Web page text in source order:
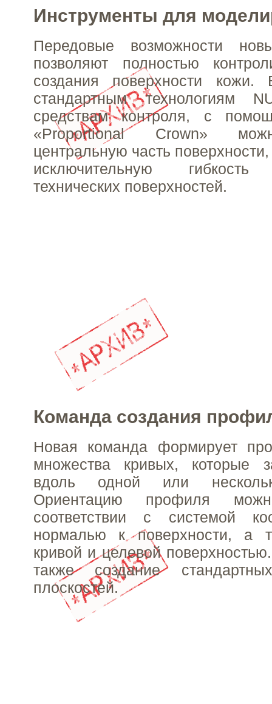
Инструменты для
Передовые возможности
позволяют полностью
создания поверхности
стандартным технологиям
средствам контроля, с
«Proportional Crown»
центральную часть
исключительную гибкость
технических поверхностей.
Команда создания
Новая команда формирует
множества кривых, которые
вдоль одной или
Ориентацию профиля
соответствии с системой
нормалью к поверхности, а
кривой и целевой
также создание
плоскостей.